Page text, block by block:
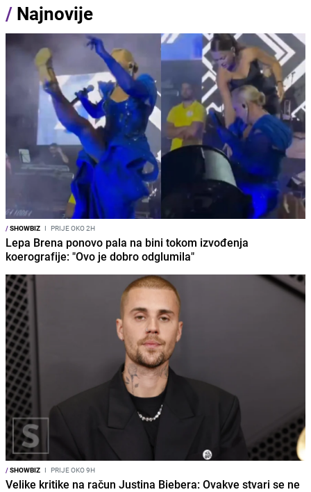
/ Najnovije
/SHOWBIZ I PRIJE OKO 2H
Lepa Brena ponovo pala na bini tokom izvođenja
koerografije: "Ovo je dobro odglumila"
/SHOWBIZ I PRIJE OKO 9H
Velike kritike na račun Justina Biebera: Ovakve stvari se ne